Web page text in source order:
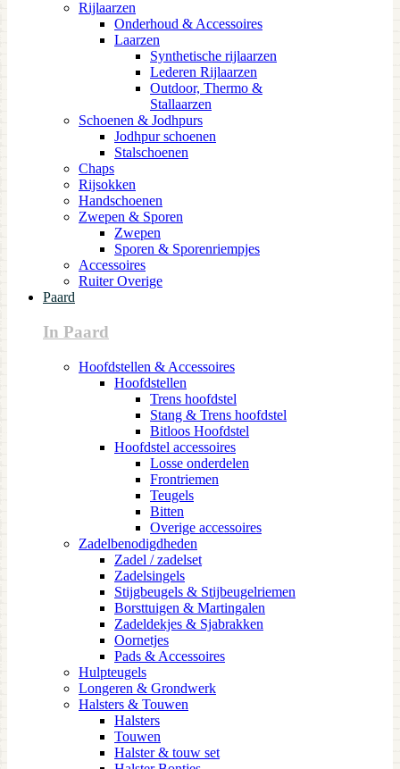
Rijlaarzen
Onderhoud & Accessoires
Laarzen
Synthetische rijlaarzen
Lederen Rijlaarzen
Outdoor, Thermo &
Stallaarzen
Schoenen & Jodhpurs
Jodhpur schoenen
Stalschoenen
Chaps
Rijsokken
Handschoenen
Zwepen & Sporen
Zwepen
Sporen & Sporenriempjes
Accessoires
Ruiter Overige
Paard
In Paard
Hoofdstellen & Accessoires
Hoofdstellen
Trens hoofdstel
Stang & Trens hoofdstel
Bitloos Hoofdstel
Hoofdstel accessoires
Losse onderdelen
Frontriemen
Teugels
Bitten
Overige accessoires
Zadelbenodigdheden
Zadel / zadelset
Zadelsingels
Stijgbeugels & Stijbeugelriemen
Borsttuigen & Martingalen
Zadeldekjes & Sjabrakken
Oornetjes
Pads & Accessoires
Hulpteugels
Longeren & Grondwerk
Halsters & Touwen
Halsters
Touwen
Halster & touw set